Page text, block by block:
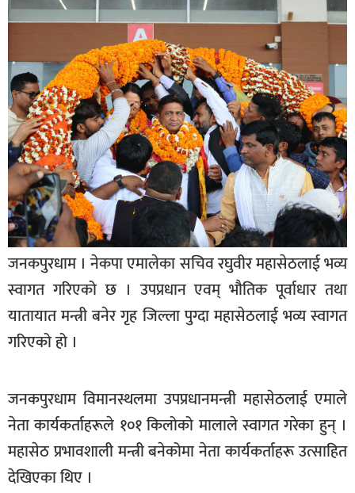
कर्णाली
मधेश
विशेष
राजनीति
प्रमुख
समाचार
राष्ट्रिय
अन्तराष्ट्रिय
अन्तरबार्ता
अर्थ
खेलकुद
फोटो
/
भिडियो
अन्य
जनकपुरधाम । नेकपा एमालेका सचिव रघुवीर महासेठलाई भव्य
स्वागत गरिएको छ । उपप्रधान एवम् भौतिक पूर्वाधार तथा
यातायात मन्त्री बनेर गृह जिल्ला पुग्दा महासेठलाई भव्य स्वागत
गरिएको हो ।
जनकपुरधाम विमानस्थलमा उपप्रधानमन्त्री महासेठलाई एमाले
नेता कार्यकर्ताहरूले १०१ किलोको मालाले स्वागत गरेका हुन् ।
महासेठ प्रभावशाली मन्त्री बनेकोमा नेता कार्यकर्ताहरू उत्साहित
देखिएका थिए ।